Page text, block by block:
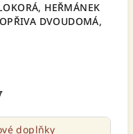
HEŘMÁNEK
DVOUDOMÁ,
doplňky